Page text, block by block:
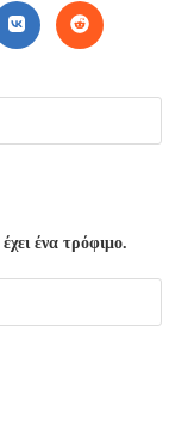
CONTENT
Opens
in
window
Opens
in
window
ένα τρόφιμο.